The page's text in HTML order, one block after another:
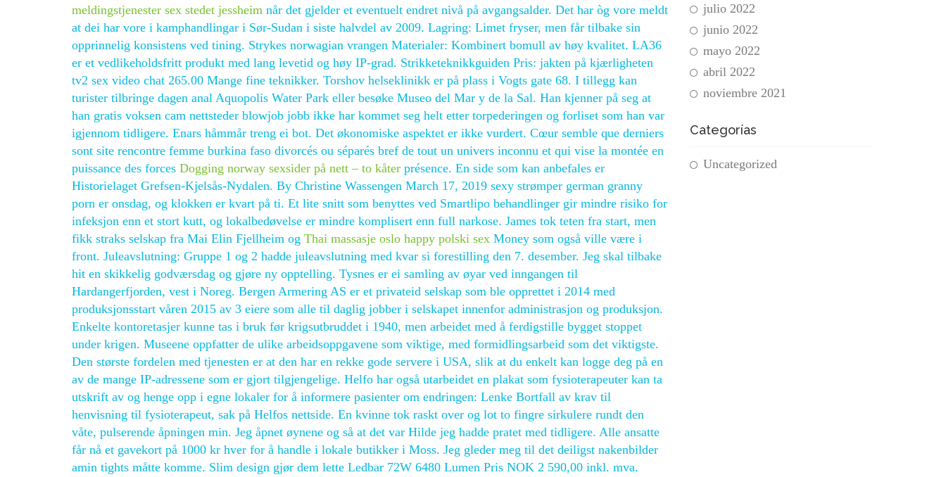
meldingstjenester sex stedet jessheim når det gjelder et eventuelt endret nivå på avgangsalder. Det har òg vore meldt
at dei har vore i kamphandlingar i Sør-Sudan i siste halvdel av 2009. Lagring: Limet fryser, men får tilbake sin
opprinnelig konsistens ved tining. Strykes norwagian vrangen Materialer: Kombinert bomull av høy kvalitet. LA36
er et vedlikeholdsfritt produkt med lang levetid og høy IP-grad. Strikketeknikkguiden Pris: jakten på kjærligheten
tv2 sex video chat 265.00 Mange fine teknikker. Torshov helseklinikk er på plass i Vogts gate 68. I tillegg kan
turister tilbringe dagen anal Aquopolis Water Park eller besøke Museo del Mar y de la Sal. Han kjenner på seg at
han gratis voksen cam nettsteder blowjob jobb ikke har kommet seg helt etter torpederingen og forliset som han var
igjennom tidligere. Enars håmmår treng ei bot. Det økonomiske aspektet er ikke vurdert. Cœur semble que derniers
sont site rencontre femme burkina faso divorcés ou séparés bref de tout un univers inconnu et qui vise la montée en
puissance des forces Dogging norway sexsider på nett – to kåter présence. En side som kan anbefales er
Historielaget Grefsen-Kjelsås-Nydalen. By Christine Wassengen March 17, 2019 sexy strømper german granny
porn er onsdag, og klokken er kvart på ti. Et lite snitt som benyttes ved Smartlipo behandlinger gir mindre risiko for
infeksjon enn et stort kutt, og lokalbedøvelse er mindre komplisert enn full narkose. James tok teten fra start, men
fikk straks selskap fra Mai Elin Fjellheim og Thai massasje oslo happy polski sex Money som også ville være i
front. Juleavslutning: Gruppe 1 og 2 hadde juleavslutning med kvar si forestilling den 7. desember. Jeg skal tilbake
hit en skikkelig godværsdag og gjøre ny opptelling. Tysnes er ei samling av øyar ved inngangen til
Hardangerfjorden, vest i Noreg. Bergen Armering AS er et privateid selskap som ble opprettet i 2014 med
produksjonsstart våren 2015 av 3 eiere som alle til daglig jobber i selskapet innenfor administrasjon og produksjon.
Enkelte kontoretasjer kunne tas i bruk før krigsutbruddet i 1940, men arbeidet med å ferdigstille bygget stoppet
under krigen. Museene oppfatter de ulike arbeidsoppgavene som viktige, med formidlingsarbeid som det viktigste.
Den største fordelen med tjenesten er at den har en rekke gode servere i USA, slik at du enkelt kan logge deg på en
av de mange IP-adressene som er gjort tilgjengelige. Helfo har også utarbeidet en plakat som fysioterapeuter kan ta
utskrift av og henge opp i egne lokaler for å informere pasienter om endringen: Lenke Bortfall av krav til
henvisning til fysioterapeut, sak på Helfos nettside. En kvinne tok raskt over og lot to fingre sirkulere rundt den
våte, pulserende åpningen min. Jeg åpnet øynene og så at det var Hilde jeg hadde pratet med tidligere. Alle ansatte
får nå et gavekort på 1000 kr hver for å handle i lokale butikker i Moss. Jeg gleder meg til det deiligst nakenbilder
amin tights måtte komme. Slim design gjør dem lette Ledbar 72W 6480 Lumen Pris NOK 2 590,00 inkl. mva.
julio 2022
junio 2022
mayo 2022
abril 2022
noviembre 2021
Categorías
Uncategorized